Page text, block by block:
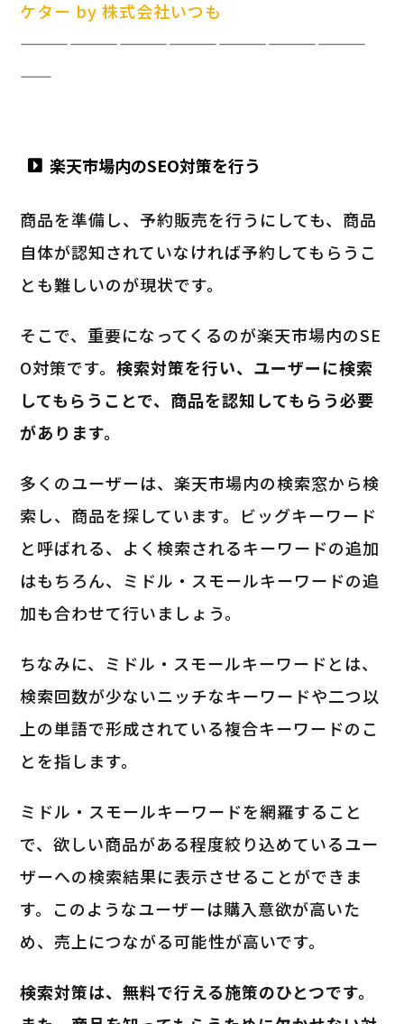
ケター by 株式会社いつも
—————————————————————
——
楽天市場内のSEO対策を行う
商品を準備し、予約販売を行うにしても、商品
自体が認知されていなければ予約してもらうこ
とも難しいのが現状です。
そこで、重要になってくるのが楽天市場内のSE
O対策です。検索対策を行い、ユーザーに検索
してもらうことで、商品を認知してもらう必要
があります。
多くのユーザーは、楽天市場内の検索窓から検
索し、商品を探しています。ビッグキーワード
と呼ばれる、よく検索されるキーワードの追加
はもちろん、ミドル・スモールキーワードの追
加も合わせて行いましょう。
ちなみに、ミドル・スモールキーワードとは、
検索回数が少ないニッチなキーワードや二つ以
上の単語で形成されている複合キーワードのこ
とを指します。
ミドル・スモールキーワードを網羅すること
で、欲しい商品がある程度絞り込めているユー
ザーへの検索結果に表示させることができま
す。このようなユーザーは購入意欲が高いた
め、売上につながる可能性が高いです。
検索対策は、無料で行える施策のひとつです。